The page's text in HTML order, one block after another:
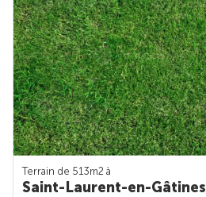
Terrain de 513m2 à
Saint-Laurent-en-Gâtines